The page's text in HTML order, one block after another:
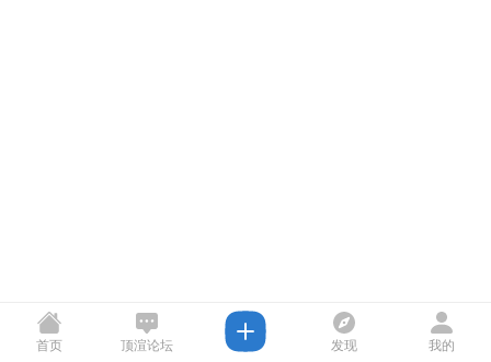
首页 顶渲论坛 发现 我的